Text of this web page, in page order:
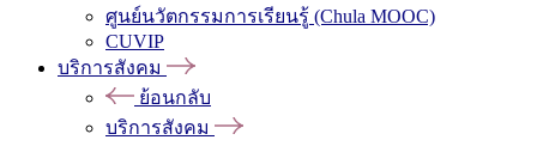
ศูนย์นวัตกรรมการเรียนรู้ (Chula MOOC)
CUVIP
บริการสังคม
ย้อนกลับ
บริการสังคม